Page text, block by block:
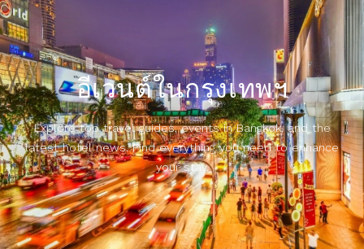
อีเวนต์ในกรุงเทพฯ
Explore top travel guides, events in Bangkok, and the
latest hotel news. Find everything you need to enhance
your stay.